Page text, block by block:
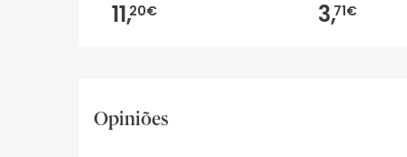
11,20€ 3,71€
Opiniões